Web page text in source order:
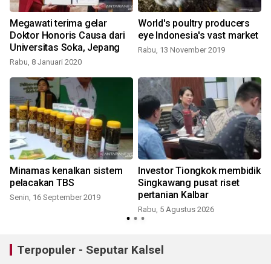
Megawati terima gelar
Doktor Honoris Causa dari
Universitas Soka, Jepang
Rabu, 8 Januari 2020
World's poultry producers
eye Indonesia's vast market
Rabu, 13 November 2019
Minamas kenalkan sistem
pelacakan TBS
Senin, 16 September 2019
Investor Tiongkok membidik
Singkawang pusat riset
pertanian Kalbar
Rabu, 5 Agustus 2026
Terpopuler - Seputar Kalsel